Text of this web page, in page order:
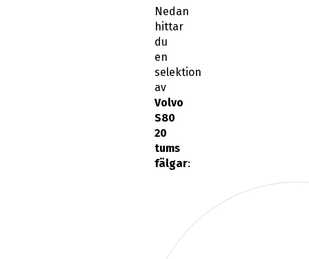
Nedan
hittar
du
en
selektion
av
Volvo
S80
20
tums
fälgar: